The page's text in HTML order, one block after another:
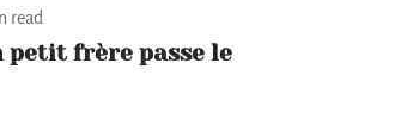
read
petit frère passe le